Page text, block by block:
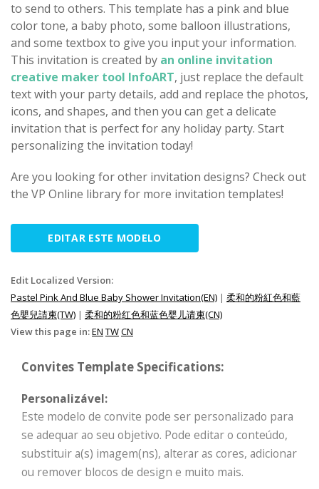
to send to others. This template has a pink and blue
color tone, a baby photo, some balloon illustrations,
and some textbox to give you input your information.
This invitation is created by an online invitation
creative maker tool InfoART, just replace the default
text with your party details, add and replace the photos,
icons, and shapes, and then you can get a delicate
invitation that is perfect for any holiday party. Start
personalizing the invitation today!
Are you looking for other invitation designs? Check out
the VP Online library for more invitation templates!
EDITAR ESTE MODELO
Edit Localized Version:
Pastel Pink And Blue Baby Shower Invitation(EN) | 柔和的粉紅色和藍
色嬰兒請柬(TW) | 柔和的粉红色和蓝色婴儿请柬(CN)
View this page in:EN TWCN
Convites Template Specifications:
Personalizável:
Este modelo de convite pode ser personalizado para
se adequar ao seu objetivo. Pode editar o conteúdo,
substituir a(s) imagem(ns), alterar as cores, adicionar
ou remover blocos de design e muito mais.